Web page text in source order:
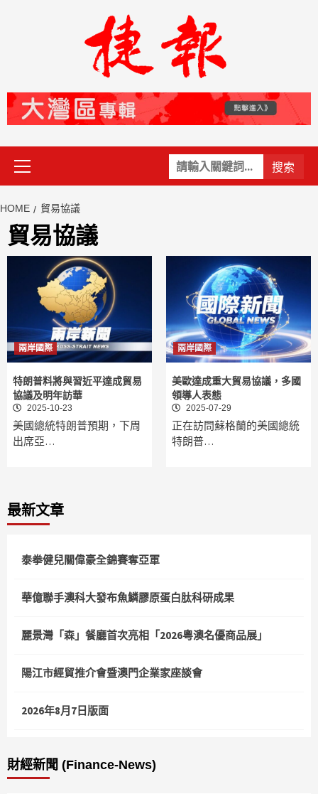
關
鍵
Primary
Menu
HOME 貿易協議
貿易協議
兩岸國際
特朗普料將與習近平達成貿易
協議及明年訪華
2025-10-23
美國總統特朗普預期，下周
出席亞…
兩岸國際
美歐達成重大貿易協議，多國
領導人表態
2025-07-29
正在訪問蘇格蘭的美國總統
特朗普…
最新文章
泰拳健兒關偉豪全錦賽奪亞軍
華億聯手澳科大發布魚鱗膠原蛋白肽科研成果
麗景灣「森」餐廳首次亮相「2026粵澳名優商品展」
陽江市經貿推介會暨澳門企業家座談會
2026年8月7日版面
財經新聞 (Finance-News)